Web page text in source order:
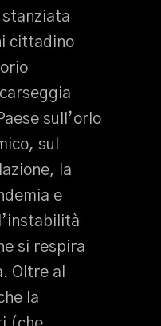
cittadino
sull’orlo
sul
la
e
si respira
Oltre al
la